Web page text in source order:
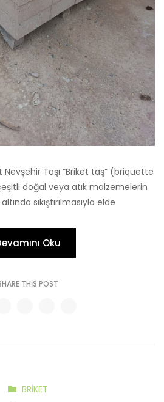
Nevşehir Taşı “Briket taş” (briquette
doğal veya atık malzemelerin
sıkıştırılmasıyla elde
Oku
THIS POST
BRIKET